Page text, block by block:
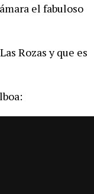
el fabuloso
Rozas y que es